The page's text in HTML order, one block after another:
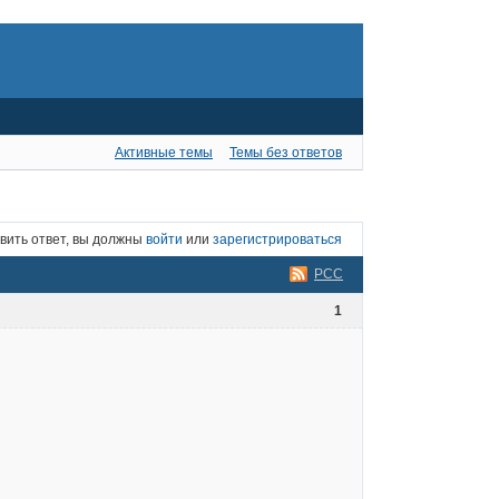
Активные темы Темы без ответов
ответ, вы должны войти или зарегистрироваться
РСС
1